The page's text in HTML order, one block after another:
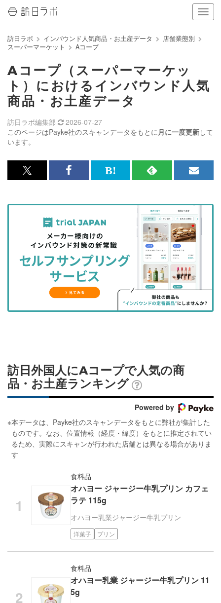
ナ
ビ
の
表
り
る
訪日ラボ インバウンド人気商品・お土産データ
店舗業態別
スーパーマーケット
Aコープ
Aコープ（スーパーマーケッ
ト）におけるインバウンド人気
商品・お土産データ
このページはPayke社のスキャンデータをもとに月に一度更新して
います。
訪日ラボ編集部 2026-07-27
x<br>
記
を
シ
ェ
る
Facebook<br>
記
事
を
シ
ェ
ア
す
る
は
な
ッ
ク
マ
に
RSS
記
事
を
購
読
す
る
メ
マ
ガ
登
録
す
る
訪日外国人にAコープで人気の商
品・お土産ランキング
Powered by
※本データは、Payke社のスキャンデータをもとに弊社が集計した
ものです。なお、位置情報（経度・緯度）をもとに推定されてい
るため、実際にスキャンが行われた店舗とは異なる場合がありま
す
食料品
オハヨー ジャージー牛乳プリン カフェ
ラテ 115g
オハヨー乳業ジャージー牛乳プリン
洋菓子 プリン
食料品
オハヨー乳業 ジャージー牛乳プリン 11
5g